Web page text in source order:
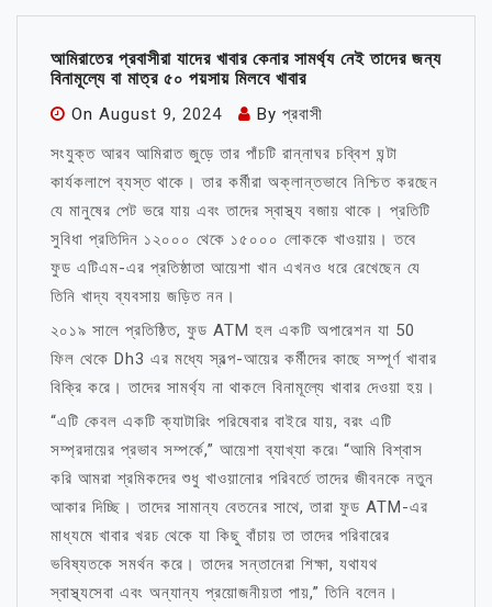
আমিরাতের প্রবাসীরা যাদের খাবার কেনার সামর্থ্য নেই তাদের জন্য
বিনামূল্যে বা মাত্র ৫০ পয়সায় মিলবে খাবার
On August 9, 2024 By প্রবাসী
সংযুক্ত আরব আমিরাত জুড়ে তার পাঁচটি রান্নাঘর চব্বিশ ঘন্টা
কার্যকলাপে ব্যস্ত থাকে। তার কর্মীরা অক্লান্তভাবে নিশ্চিত করছেন
যে মানুষের পেট ভরে যায় এবং তাদের স্বাস্থ্য বজায় থাকে। প্রতিটি
সুবিধা প্রতিদিন ১২০০০ থেকে ১৫০০০ লোককে খাওয়ায়। তবে
ফুড এটিএম-এর প্রতিষ্ঠাতা আয়েশা খান এখনও ধরে রেখেছেন যে
তিনি খাদ্য ব্যবসায় জড়িত নন।
২০১৯ সালে প্রতিষ্ঠিত, ফুড ATM হল একটি অপারেশন যা 50
ফিল থেকে Dh3 এর মধ্যে স্বল্প-আয়ের কর্মীদের কাছে সম্পূর্ণ খাবার
বিক্রি করে। তাদের সামর্থ্য না থাকলে বিনামূল্যে খাবার দেওয়া হয়।
“এটি কেবল একটি ক্যাটারিং পরিষেবার বাইরে যায়, বরং এটি
সম্প্রদায়ের প্রভাব সম্পর্কে,” আয়েশা ব্যাখ্যা করে৷ “আমি বিশ্বাস
করি আমরা শ্রমিকদের শুধু খাওয়ানোর পরিবর্তে তাদের জীবনকে নতুন
আকার দিচ্ছি। তাদের সামান্য বেতনের সাথে, তারা ফুড ATM-এর
মাধ্যমে খাবার খরচ থেকে যা কিছু বাঁচায় তা তাদের পরিবারের
ভবিষ্যতকে সমর্থন করে। তাদের সন্তানেরা শিক্ষা, যথাযথ
স্বাস্থ্যসেবা এবং অন্যান্য প্রয়োজনীয়তা পায়,” তিনি বলেন।